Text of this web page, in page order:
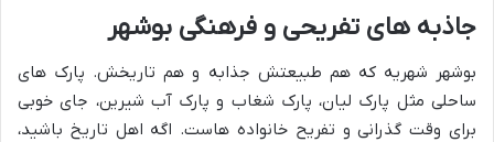
جاذبه های تفریحی و فرهنگی بوشهر
بوشهر شهریه که هم طبیعتش جذابه و هم تاریخش. پارک های
ساحلی مثل پارک لیان، پارک شغاب و پارک آب شیرین، جای خوبی
برای وقت گذرانی و تفریح خانواده هاست. اگه اهل تاریخ باشید،